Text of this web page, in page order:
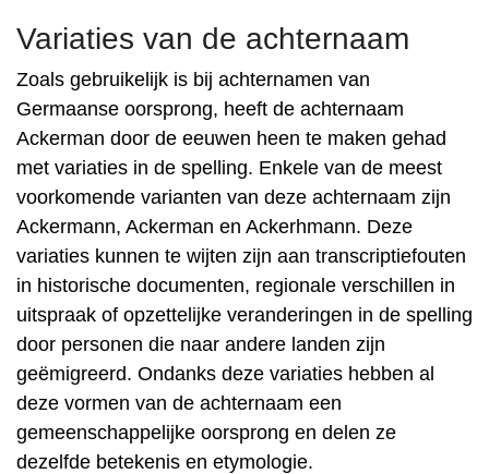
Variaties van de achternaam
Zoals gebruikelijk is bij achternamen van
Germaanse oorsprong, heeft de achternaam
Ackerman door de eeuwen heen te maken gehad
met variaties in de spelling. Enkele van de meest
voorkomende varianten van deze achternaam zijn
Ackermann, Ackerman en Ackerhmann. Deze
variaties kunnen te wijten zijn aan transcriptiefouten
in historische documenten, regionale verschillen in
uitspraak of opzettelijke veranderingen in de spelling
door personen die naar andere landen zijn
geëmigreerd. Ondanks deze variaties hebben al
deze vormen van de achternaam een ​​
gemeenschappelijke oorsprong en delen ze
dezelfde betekenis en etymologie.